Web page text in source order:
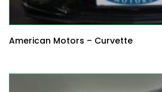
American Motors – Curvette